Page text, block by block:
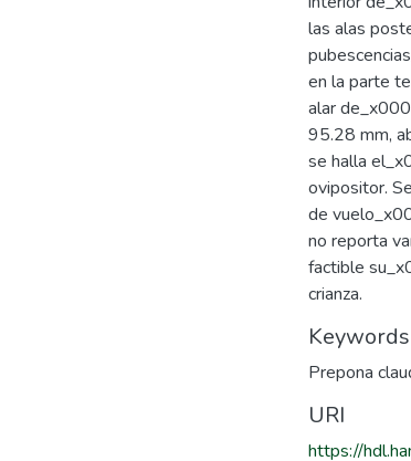
las alas
en la parte
alar
95.28 mm,
se halla
ovipositor.
de
no reporta
factible
crianza.
Keywords
Prepona
URI
https://